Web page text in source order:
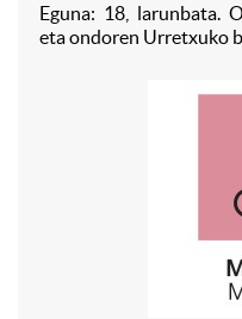
Eguna: 18, larunbata.
eta ondoren Urretxuko